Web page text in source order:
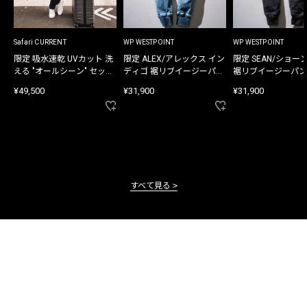
Safari CURRENT
限定 吸水速乾 UVカット 洗
える "オールシーン" セット
¥49,500
WP WESTPOINT
限定 ALEX/アレックス イン
ディゴ 裾リブイージーパン
¥31,900
WP WESTPOINT
限定 SEAN/ショー
裾リブイージーパ
¥31,900
すべて見る